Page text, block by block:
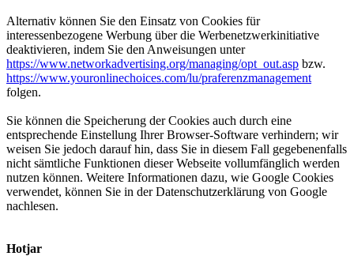
Alternativ können Sie den Einsatz von Cookies für
interessenbezogene Werbung über die Werbenetzwerkinitiative
deaktivieren, indem Sie den Anweisungen unter
https://www.networkadvertising.org/managing/opt_out.asp bzw.
https://www.youronlinechoices.com/lu/praferenzmanagement
folgen.
Sie können die Speicherung der Cookies auch durch eine
entsprechende Einstellung Ihrer Browser-Software verhindern; wir
weisen Sie jedoch darauf hin, dass Sie in diesem Fall gegebenenfalls
nicht sämtliche Funktionen dieser Webseite vollumfänglich werden
nutzen können. Weitere Informationen dazu, wie Google Cookies
verwendet, können Sie in der Datenschutzerklärung von Google
nachlesen.
Hotjar